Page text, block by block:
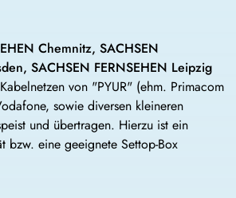
Chemnitz, SACHSEN
SACHSEN FERNSEHEN Leipzig
von "PYUR" (ehm. Primacom
sowie diversen kleineren
und übertragen. Hierzu ist ein
bzw. eine geeignete Settop-Box